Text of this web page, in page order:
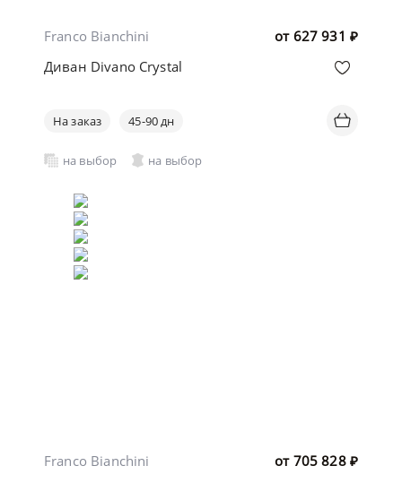
от 627 931 ₽
Franco Bianchini
Диван Divano Crystal
На заказ 45-90 дн
на выбор на выбор
от 705 828 ₽
Franco Bianchini